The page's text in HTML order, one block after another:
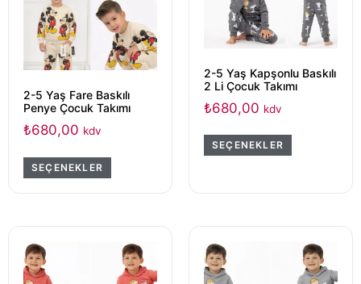
2-5 Yaş Fare Baskılı
Penye Çocuk Takımı
₺680,00 kdv
SEÇENEKLER
2-5 Yaş Kapşonlu Baskılı
2 Li Çocuk Takımı
₺680,00 kdv
SEÇENEKLER